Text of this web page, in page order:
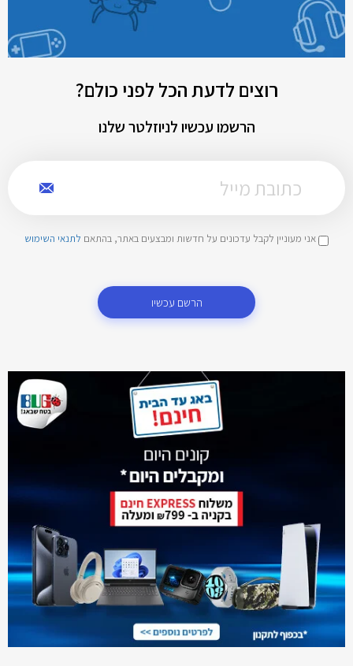
רוצים לדעת הכל לפני כולם?
הרשמו עכשיו לניוזלטר שלנו
אני מעוניין לקבל עדכונים על חדשות ומבצעים באתר, בהתאם לתנאי השימוש
הרשם עכשיו